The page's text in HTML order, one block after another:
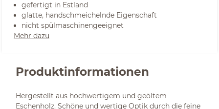
gefertigt in Estland
glatte, handschmeichelnde Eigenschaft
nicht spülmaschinengeeignet
Mehr dazu
Produktinformationen
Hergestellt aus hochwertigem und geöltem
Eschenholz. Schöne und wertige Optik durch die feine